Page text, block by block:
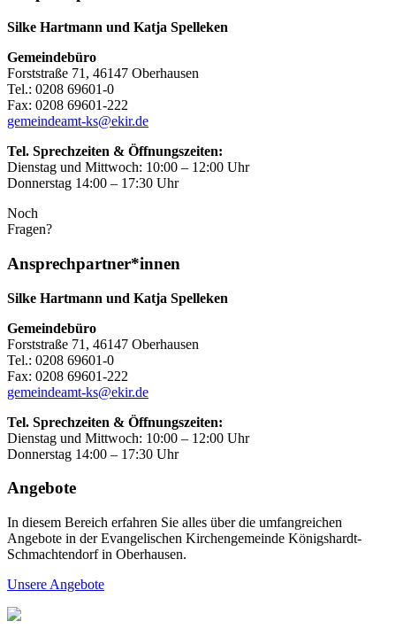
Silke Hartmann und Katja Spelleken
Gemeindebüro
Forststraße 71, 46147 Oberhausen
Tel.: 0208 69601-0
Fax: 0208 69601-222
gemeindeamt-ks@ekir.de
Tel. Sprechzeiten & Öffnungszeiten:
Dienstag und Mittwoch: 10:00 – 12:00 Uhr
Donnerstag 14:00 – 17:30 Uhr
Noch
Fragen?
Ansprechpartner*innen
Silke Hartmann und Katja Spelleken
Gemeindebüro
Forststraße 71, 46147 Oberhausen
Tel.: 0208 69601-0
Fax: 0208 69601-222
gemeindeamt-ks@ekir.de
Tel. Sprechzeiten & Öffnungszeiten:
Dienstag und Mittwoch: 10:00 – 12:00 Uhr
Donnerstag 14:00 – 17:30 Uhr
Angebote
In diesem Bereich erfahren Sie alles über die umfangreichen
Angebote in der Evangelischen Kirchengemeinde Königshardt-
Schmachtendorf in Oberhausen.
Unsere Angebote